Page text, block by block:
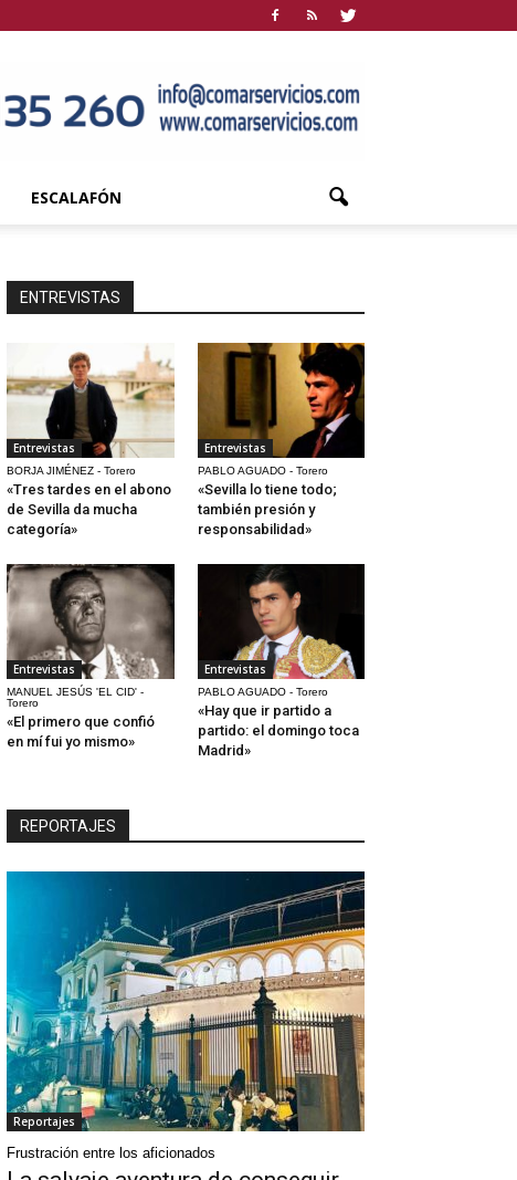
ESCALAFÓN
ENTREVISTAS
Entrevistas
BORJA JIMÉNEZ - Torero
«Tres tardes en el abono
de Sevilla da mucha
categoría»
Entrevistas
PABLO AGUADO - Torero
«Sevilla lo tiene todo;
también presión y
responsabilidad»
Entrevistas
MANUEL JESÚS 'EL CID' -
Torero
«El primero que confió
en mí fui yo mismo»
Entrevistas
PABLO AGUADO - Torero
«Hay que ir partido a
partido: el domingo toca
Madrid»
REPORTAJES
Reportajes
Frustración entre los aficionados